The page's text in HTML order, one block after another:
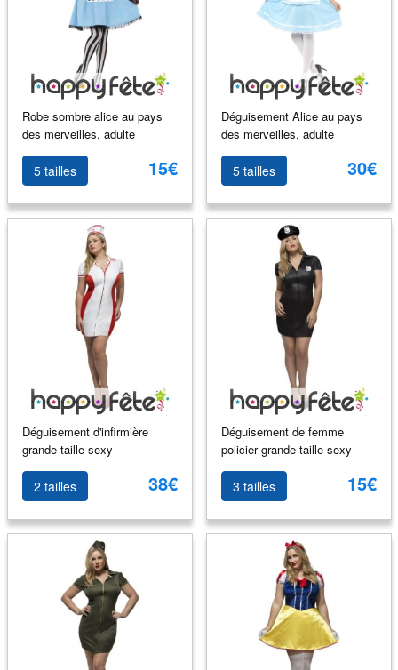
Robe sombre alice au pays
des merveilles, adulte
5 tailles 15€
Déguisement Alice au pays
des merveilles, adulte
5 tailles 30€
Déguisement d'infirmière
grande taille sexy
2 tailles 38€
Déguisement de femme
policier grande taille sexy
3 tailles 15€